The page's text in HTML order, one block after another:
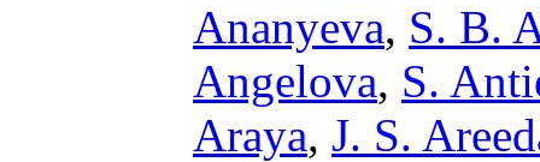
Ananyeva, S. B.
Angelova, S.
Araya, J. S.